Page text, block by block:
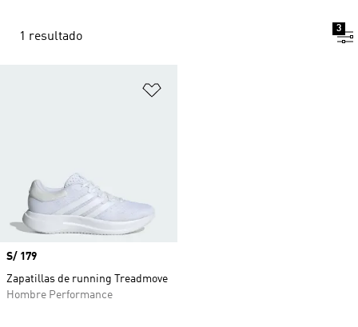
1 resultado
3
Precio
S/ 179
Zapatillas de running Treadmove
Hombre Performance